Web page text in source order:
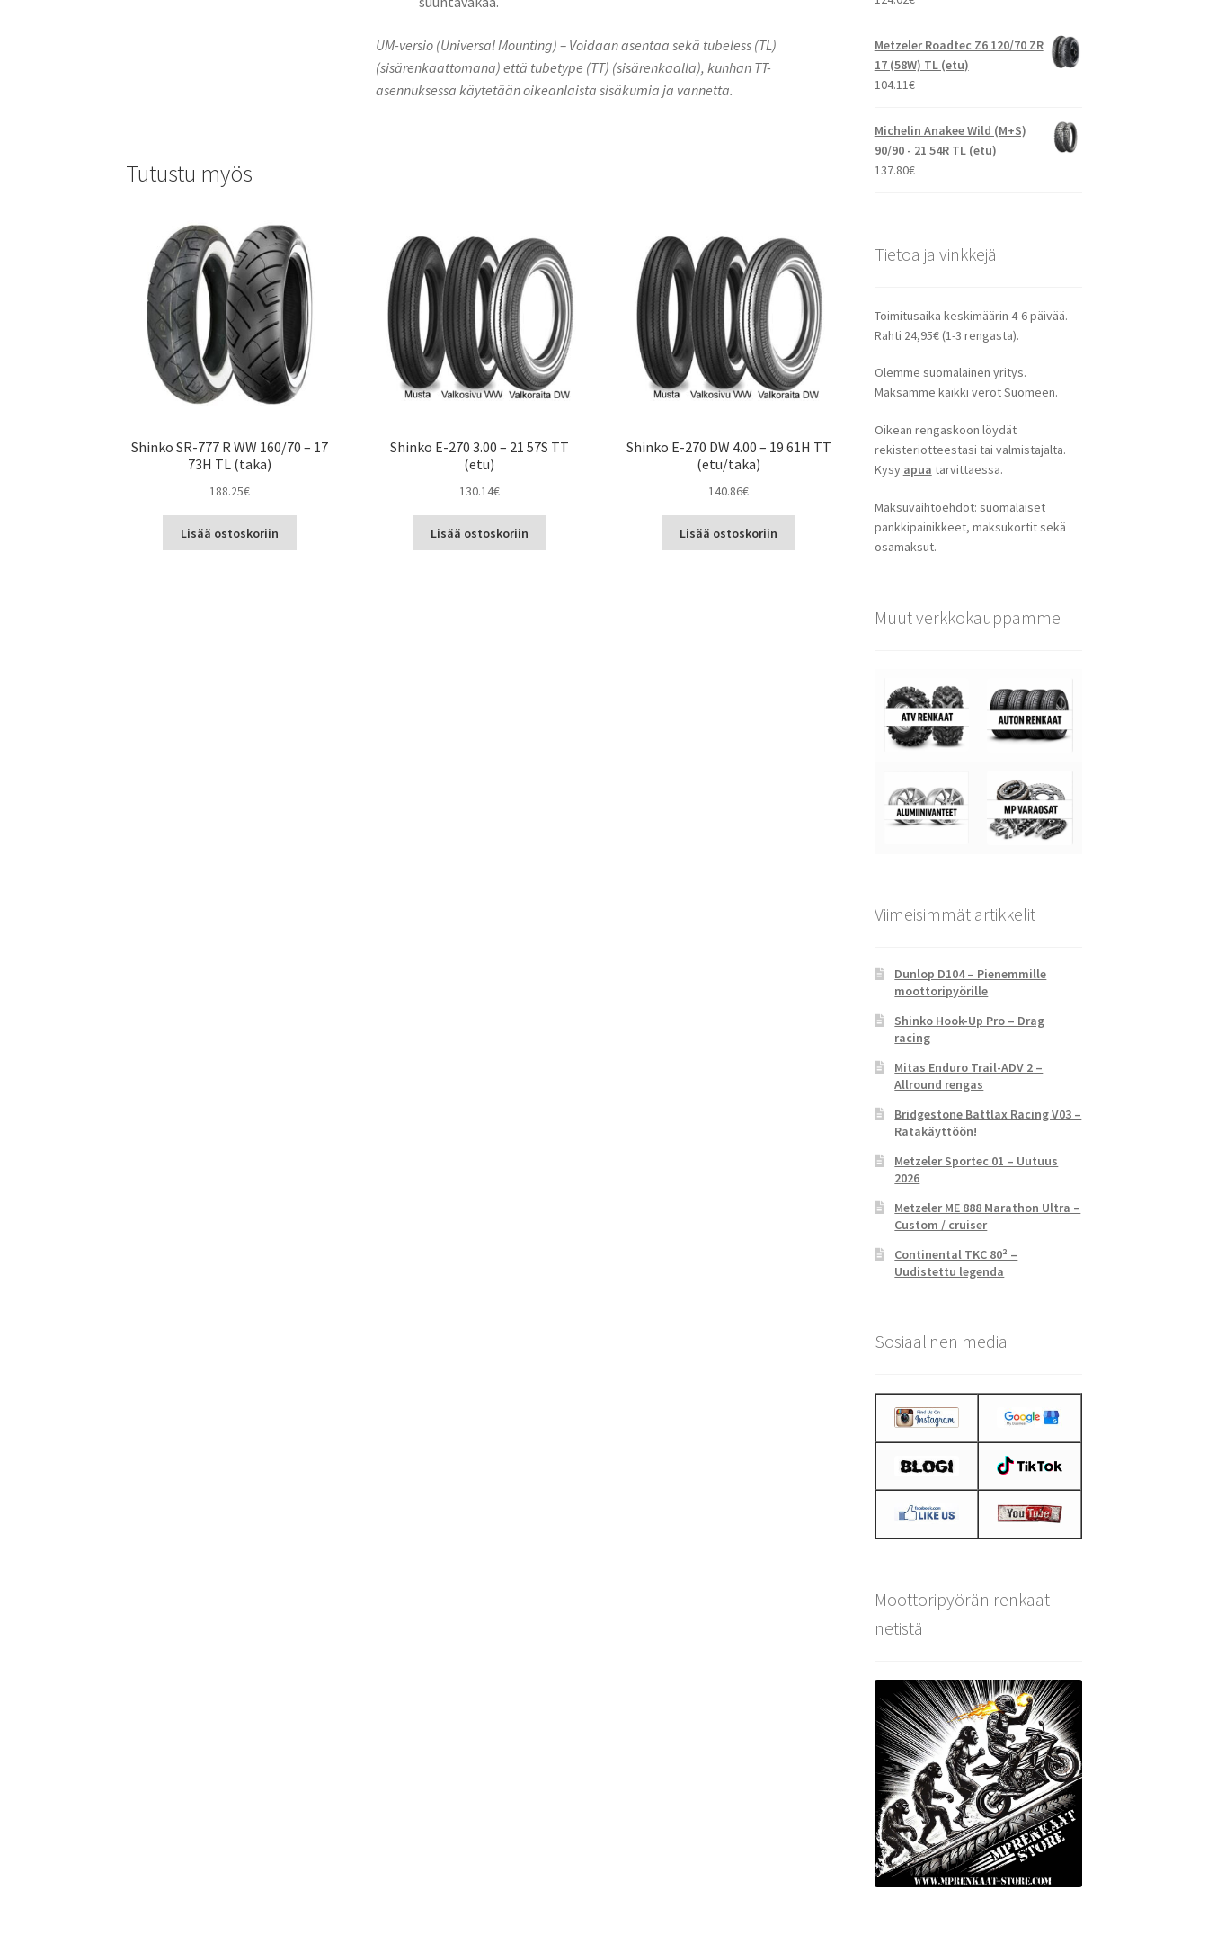
UM-versio (Universal Mounting) – Voidaan asentaa sekä tubeless (TL)
(sisärenkaattomana) että tubetype (TT) (sisärenkaalla), kunhan TT-
asennuksessa käytetään oikeanlaista sisäkumia ja vannetta.
Tutustu myös
Shinko SR-777 R WW 160/70 – 17
73H TL (taka)
188.25€
Lisää ostoskoriin
Shinko E-270 3.00 – 21 57S TT
(etu)
130.14€
Lisää ostoskoriin
Shinko E-270 DW 4.00 – 19 61H TT
(etu/taka)
140.86€
Lisää ostoskoriin
Metzeler Roadtec Z6 120/70 ZR
17 (58W) TL (etu)
104.11€
Michelin Anakee Wild (M+S)
90/90 - 21 54R TL (etu)
137.80€
Tietoa ja vinkkejä
Toimitusaika keskimäärin 4-6 päivää.
Rahti 24,95€ (1-3 rengasta).
Olemme suomalainen yritys.
Maksamme kaikki verot Suomeen.
Oikean rengaskoon löydät
rekisteriotteestasi tai valmistajalta.
Kysy apua tarvittaessa.
Maksuvaihtoehdot: suomalaiset
pankkipainikkeet, maksukortit sekä
osamaksut.
Muut verkkokauppamme
Viimeisimmät artikkelit
Dunlop D104 – Pienemmille
moottoripyörille
Shinko Hook-Up Pro – Drag
racing
Mitas Enduro Trail-ADV 2 –
Allround rengas
Bridgestone Battlax Racing V03 –
Ratakäyttöön!
Metzeler Sportec 01 – Uutuus
2026
Metzeler ME 888 Marathon Ultra –
Custom / cruiser
Continental TKC 80² –
Uudistettu legenda
Sosiaalinen media
Moottoripyörän renkaat
netistä